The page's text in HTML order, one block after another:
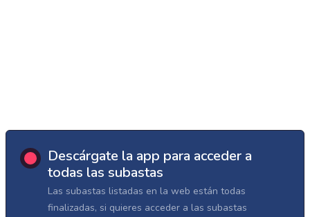
Descárgate la app para acceder a
todas las subastas
Las subastas listadas en la web están todas
finalizadas, si quieres acceder a las subastas